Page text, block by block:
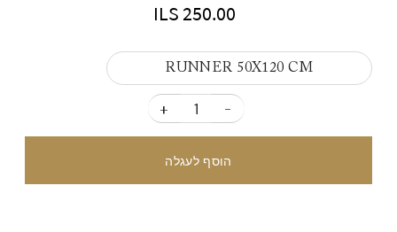
ILS 250.00
RUNNER 50X120 CM
-
+